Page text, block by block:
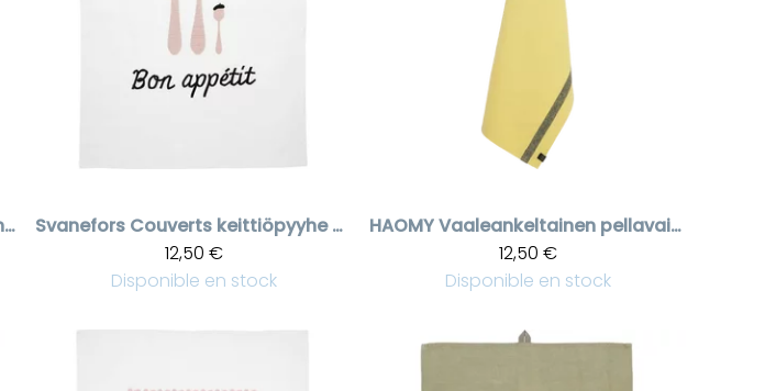
Kukkakuvioinen retrohenkinen sinisävyinen keittiöpyyhe
Svanefors
Couverts keittiöpyyhe Bon Appetit
12,50 €
Disponible en stock
HAOMY
Vaaleankeltainen pellavainen keittiöpyyhe Come
12,50 €
Disponible en stock